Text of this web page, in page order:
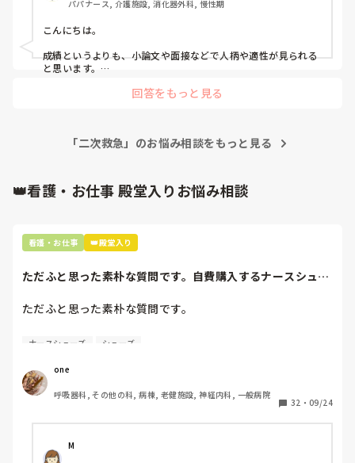
実習先に三次救急までやっていて自宅からも車で10〜15分
位のところがあるのですが、幼い頃入院していた時に、看護
師の方に舌打ちされたりグチグチと怒られ続けていた事がず
っと忘れられず、あまり良い印象が無いので、どれだけ自宅
から通いやすくても現状ここに就職したいとは思っていませ
後、もしかしたら印象が変わるかもしれませんが…)
パパナース, 介護施設, 消化器外科, 慢性期
こんにちは。
成績というよりも、小論文や面接などで人柄や適性が見られる
と思います。
また、まだ１年生とのことですので、
回答をもっと見る
「二次救急」のお悩み相談をもっと見る
👑看護・お仕事 殿堂入りお悩み相談
看護・お仕事 👑殿堂入り
ただふと思った素朴な質問です。自費購入するナースシュー
ただふと思った素朴な質問です。
自費購入するナースシューズ(職場で使用してる靴)っていく
わたしの職場の指定は「白のスニーカー」。
すぐに汚くなるので1,500円は絶対に超えたくない思いがあ
半年〜1年未満で交換しています。
職場の人が「ナースシューズに3000円以上は出せない」っ
ナースシューズ シューズ
one
呼吸器科, その他の科, 病棟, 老健施設, 神経内科, 一般病院
32 ・ 09/24
M